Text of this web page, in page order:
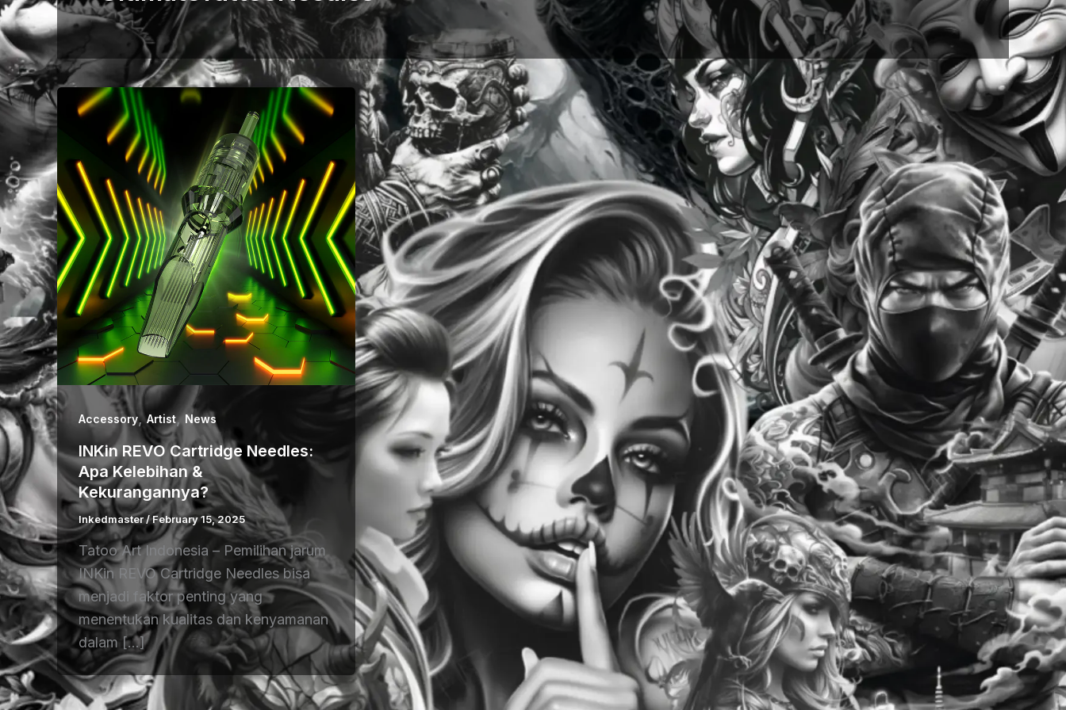
Accessory,Artist, News
INKin REVO Cartridge Needles:
Apa Kelebihan &
Kekurangannya?
Inkedmaster/February 15, 2025
Tatoo Art Indonesia – Pemilihan jarum
INKin REVO Cartridge Needles bisa
menjadi faktor penting yang
menentukan kualitas dan kenyamanan
dalam […]